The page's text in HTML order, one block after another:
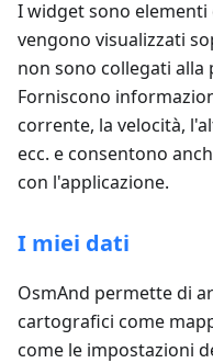
I widget sono
vengono visualizzati
non sono collegati alla
Forniscono
corrente, la velocità,
ecc. e consentono
con l'applicazione.
I miei dati
OsmAnd permette di
cartografici come
come le impostazioni